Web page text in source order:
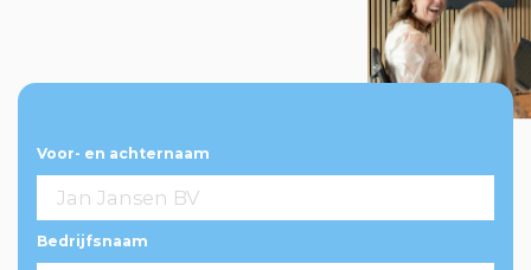
Voor- en achternaam
Bedrijfsnaam